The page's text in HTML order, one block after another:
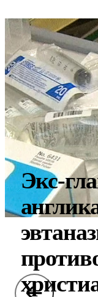
Экс-